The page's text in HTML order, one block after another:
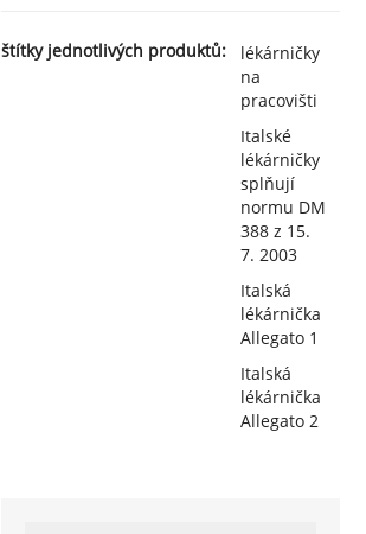
štítky jednotlivých produktů:
lékárničky
na
pracovišti
Italské
lékárničky
splňují
normu DM
388 z 15.
7. 2003
Italská
lékárnička
Allegato 1
Italská
lékárnička
Allegato 2